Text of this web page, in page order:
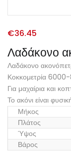
Λαδάκονο
€36.45
Λαδάκονο
Κοκκομετρία
Για μαχαίρια και
Το ακόνι είναι
Μήκος
Πλάτος
Ύψος
Βάρος